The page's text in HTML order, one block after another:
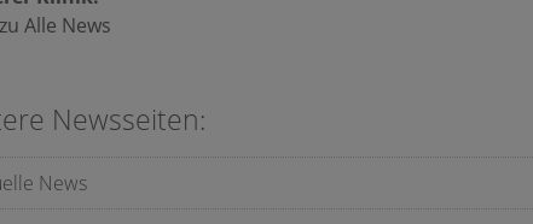
Alle News
Newsseiten:
News